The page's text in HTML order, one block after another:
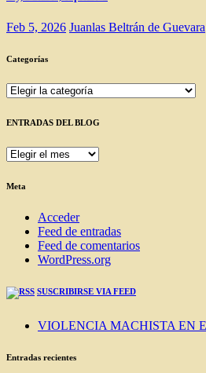
Feb 5, 2026 Juanlas Beltrán de Guevara
Categorías
Categorías
ENTRADAS DEL BLOG
ENTRADAS
BLOG
Meta
Acceder
Feed de entradas
Feed de comentarios
WordPress.org
SUSCRIBIRSE VIA FEED
VIOLENCIA MACHISTA EN
Entradas recientes